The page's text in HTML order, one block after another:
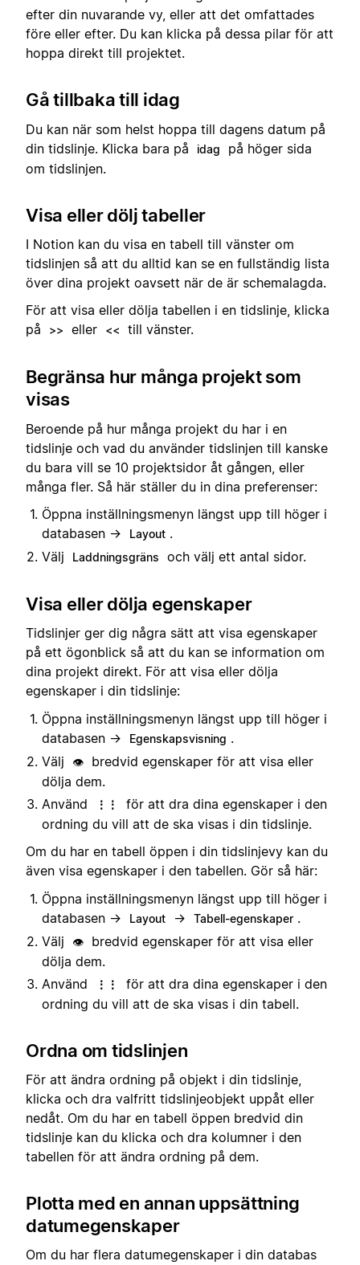
efter din nuvarande vy, eller att det omfattades
före eller efter. Du kan klicka på dessa pilar för att
hoppa direkt till projektet.
Gå tillbaka till idag
Du kan när som helst hoppa till dagens datum på
din tidslinje. Klicka bara på
idag
på höger sida
om tidslinjen.
Visa eller dölj tabeller
I Notion kan du visa en tabell till vänster om
tidslinjen så att du alltid kan se en fullständig lista
över dina projekt oavsett när de är schemalagda.
För att visa eller dölja tabellen i en tidslinje, klicka
på
>> eller << till vänster.
Begränsa hur många projekt som
visas
Beroende på hur många projekt du har i en
tidslinje och vad du använder tidslinjen till kanske
du bara vill se 10 projektsidor åt gången, eller
många fler. Så här ställer du in dina preferenser:
Öppna inställningsmenyn längst upp till höger i
databasen →
Layout .
Välj
Laddningsgräns och välj ett antal sidor.
Visa eller dölja egenskaper
Tidslinjer ger dig några sätt att visa egenskaper
på ett ögonblick så att du kan se information om
dina projekt direkt. För att visa eller dölja
egenskaper i din tidslinje:
Öppna inställningsmenyn längst upp till höger i
databasen →
Egenskapsvisning .
Välj
👁️
bredvid egenskaper för att visa eller
dölja dem.
Använd
⋮⋮
för att dra dina egenskaper i den
ordning du vill att de ska visas i din tidslinje.
Om du har en tabell öppen i din tidslinjevy kan du
även visa egenskaper i den tabellen. Gör så här:
Öppna inställningsmenyn längst upp till höger i
databasen →
Layout → Tabell-egenskaper .
Välj
👁️
bredvid egenskaper för att visa eller
dölja dem.
Använd
⋮⋮
för att dra dina egenskaper i den
ordning du vill att de ska visas i din tabell.
Ordna om tidslinjen
För att ändra ordning på objekt i din tidslinje,
klicka och dra valfritt tidslinjeobjekt uppåt eller
nedåt. Om du har en tabell öppen bredvid din
tidslinje kan du klicka och dra kolumner i den
tabellen för att ändra ordning på dem.
Plotta med en annan uppsättning
datumegenskaper
Om du har flera datumegenskaper i din databas